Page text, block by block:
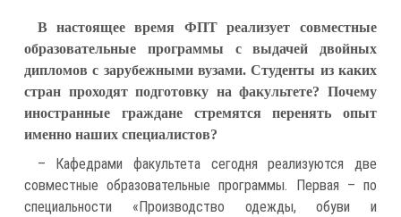
В настоящее время ФПТ реализует совместные
образовательные программы с выдачей двойных
дипломов с зарубежными вузами. Студенты из каких
стран проходят подготовку на факультете? Почему
иностранные граждане стремятся перенять опыт
именно наших специалистов?
– Кафедрами факультета сегодня реализуются две
совместные образовательные программы. Первая – по
специальности «Производство одежды, обуви и